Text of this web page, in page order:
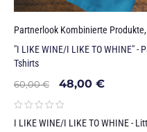
Partnerlook Kombinierte Produkte,
"I LIKE WINE/I LIKE TO WHINE" -
Tshirts
60,00€ 48,00 €
I LIKE WINE/I LIKE TO WHINE -